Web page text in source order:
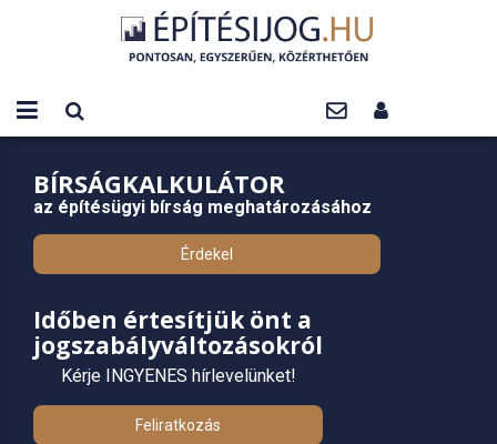
BÍRSÁGKALKULÁTOR
az építésügyi bírság meghatározásához
Érdekel
Időben értesítjük önt a
jogszabályváltozásokról
Kérje INGYENES hírlevelünket!
Feliratkozás